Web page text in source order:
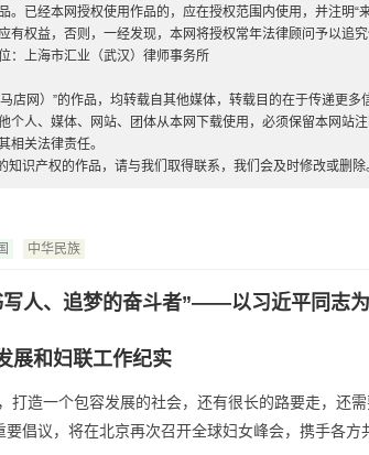
。已经本网授权使用作品的，应在授权范围内使用，并注明“
有权益，否则，一经发现，本网将授权常年法律顾问予以追究
：上海市汇业（武汉）律师事务所
店网）”的作品，均转载自其他媒体，转载目的在于传递更多
个人、媒体、网站、团体从本网下载使用，必须保留本网站注
相关法律责任。
识产权的作品，请与我们取得联系，我们会及时修改或删除
中华民族
写人、追梦的奋斗者”——以习近平同志
展和妇联工作纪实
打造一个包容发展的社会，还有很长的路要走，还
倡议，将在北京再次召开全球妇女峰会，携手各方